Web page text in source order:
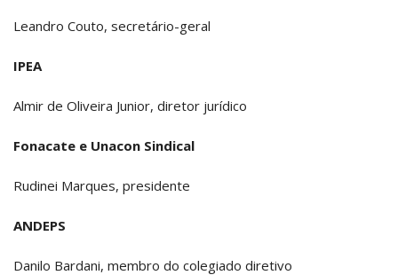
Leandro Couto, secretário-geral
IPEA
Almir de Oliveira Junior, diretor jurídico
Fonacate e Unacon Sindical
Rudinei Marques, presidente
ANDEPS
Danilo Bardani, membro do colegiado diretivo